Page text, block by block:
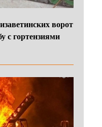
ворот
с гортензиями